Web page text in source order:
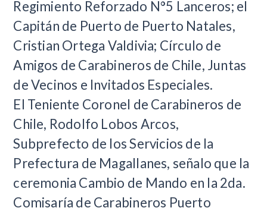
Regimiento Reforzado N°5 Lanceros; el
Capitán de Puerto de Puerto Natales,
Cristian Ortega Valdivia; Círculo de
Amigos de Carabineros de Chile, Juntas
de Vecinos e Invitados Especiales.
El Teniente Coronel de Carabineros de
Chile, Rodolfo Lobos Arcos,
Subprefecto de los Servicios de la
Prefectura de Magallanes, señalo que la
ceremonia Cambio de Mando en la 2da.
Comisaría de Carabineros Puerto